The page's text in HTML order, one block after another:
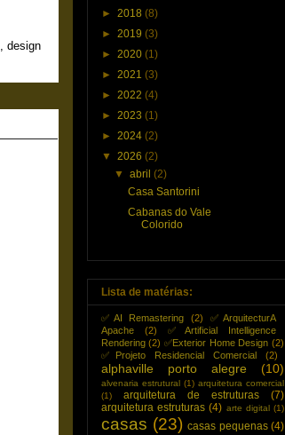
, design
► 2018 (8)
► 2019 (3)
► 2020 (1)
► 2021 (3)
► 2022 (4)
► 2023 (1)
► 2024 (2)
▼ 2026 (2)
▼abril(2)
Casa Santorini
Cabanas do Vale
Colorido
Lista de matérias:
✅AI Remastering (2)
✅ArquitecturA
Apache
(2)
✅️Artificial Intelligence
Rendering (2) ✅Exterior Home Design (2)
✅Projeto Residencial Comercial
(2)
alphaville porto alegre (10)
alvenaria estrutural (1) arquitetura comercial
(1)
arquitetura de estruturas
(7)
arquitetura estruturas (4) arte digital (1)
casas (23) casas pequenas (4)